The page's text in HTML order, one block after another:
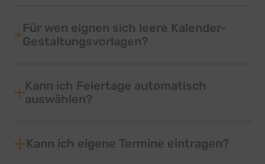
Für wen eignen sich leere Kalender-
Gestaltungsvorlagen?
Kann ich Feiertage automatisch
auswählen?
Kann ich eigene Termine eintragen?